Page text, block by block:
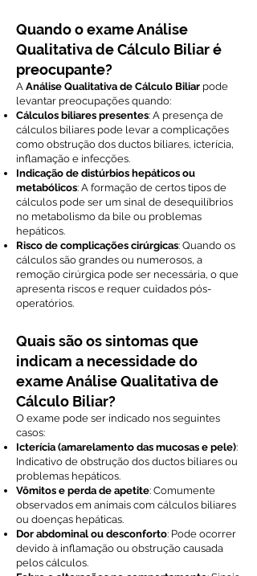
Quando o exame Análise
Qualitativa de Cálculo Biliar é
preocupante?
A Análise Qualitativa de Cálculo Biliar pode
levantar preocupações quando:
Cálculos biliares presentes: A presença de
cálculos biliares pode levar a complicações
como obstrução dos ductos biliares, icterícia,
inflamação e infecções.
Indicação de distúrbios hepáticos ou
metabólicos: A formação de certos tipos de
cálculos pode ser um sinal de desequilíbrios
no metabolismo da bile ou problemas
hepáticos.
Risco de complicações cirúrgicas: Quando os
cálculos são grandes ou numerosos, a
remoção cirúrgica pode ser necessária, o que
apresenta riscos e requer cuidados pós-
operatórios.
Quais são os sintomas que
indicam a necessidade do
exame Análise Qualitativa de
Cálculo Biliar?
O exame pode ser indicado nos seguintes
casos:
Icterícia (amarelamento das mucosas e pele):
Indicativo de obstrução dos ductos biliares ou
problemas hepáticos.
Vômitos e perda de apetite: Comumente
observados em animais com cálculos biliares
ou doenças hepáticas.
Dor abdominal ou desconforto: Pode ocorrer
devido à inflamação ou obstrução causada
pelos cálculos.